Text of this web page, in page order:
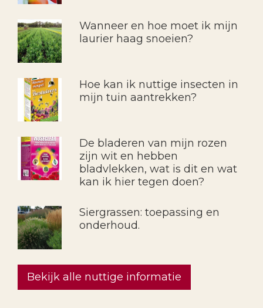
Wanneer en hoe moet ik mijn
laurier haag snoeien?
Hoe kan ik nuttige insecten in
mijn tuin aantrekken?
De bladeren van mijn rozen
zijn wit en hebben
bladvlekken, wat is dit en wat
kan ik hier tegen doen?
Siergrassen: toepassing en
onderhoud.
Bekijk alle nuttige informatie